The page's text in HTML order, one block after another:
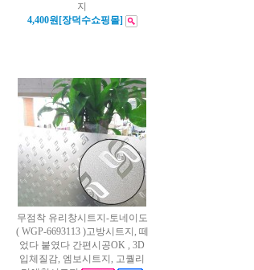
지
4,400원[장덕수쇼핑몰]
무점착 유리창시트지-토네이도
( WGP-6693113 )고방시트지, 떼
었다 붙였다 간편시공OK , 3D
입체질감, 엠보시트지, 고퀄리